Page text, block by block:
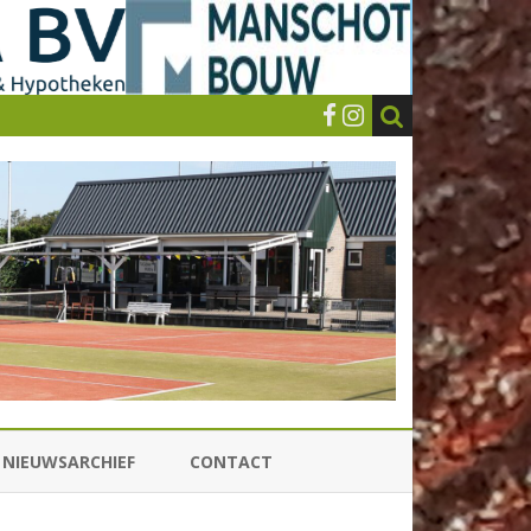
NIEUWSARCHIEF CONTACT